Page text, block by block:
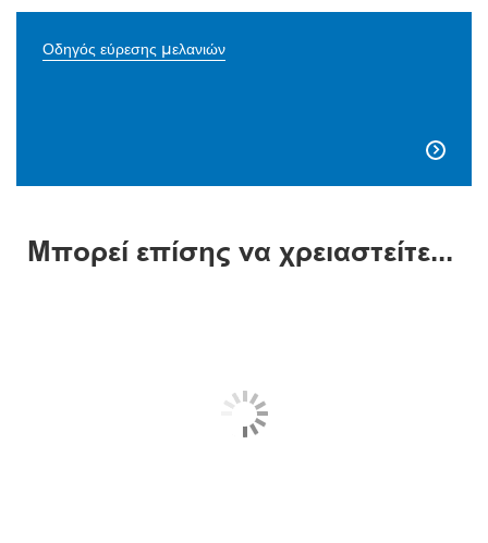
Οδηγός εύρεσης μελανιών

Μπορεί επίσης να χρειαστείτε...